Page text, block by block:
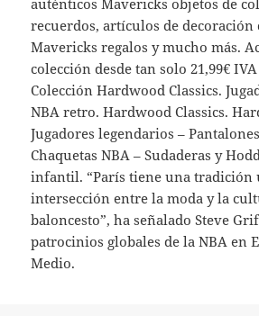
recuerdos, artículos de decoración
Mavericks regalos y mucho más.
colección desde tan solo 21,99€
Colección Hardwood Classics.
NBA retro. Hardwood Classics.
Jugadores legendarios –
Chaquetas NBA – Sudaderas y
infantil. “París tiene una tradición
intersección entre la moda y la
baloncesto”, ha señalado Steve
patrocinios globales de la NBA en
Medio.